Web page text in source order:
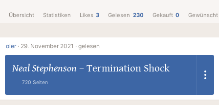
Übersicht Statistiken Likes 3 Gelesen 230 Gekauft 0 Gewünscht
oler · 29. November 2021 · gelesen
Neal Stephenson – Termination Shock
720 Seiten